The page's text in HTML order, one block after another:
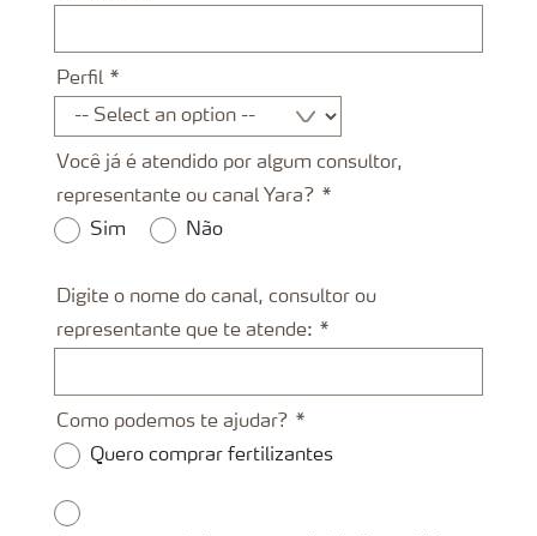
Perfil
Você já é atendido por algum consultor,
representante ou canal Yara?
Sim
Não
Digite o nome do canal, consultor ou
representante que te atende:
Como podemos te ajudar?
Quero comprar fertilizantes